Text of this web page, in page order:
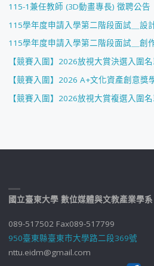
115-1兼任教師 (3D動畫專長) 徵聘公告
115學年度申請入學第二階段面試＿設
115學年度申請入學第二階段面試＿創
【競賽入圍】2026放視大賞決選入圍
【競賽入圍】2026 A+文化資產創意獎
【競賽入圍】2026放視大賞複選入圍名
國立臺東大學 數位媒體與文教產業學系
089-517502 Fax089-517799
950臺東縣臺東市大學路二段369號
nttu.eidm@gmail.com